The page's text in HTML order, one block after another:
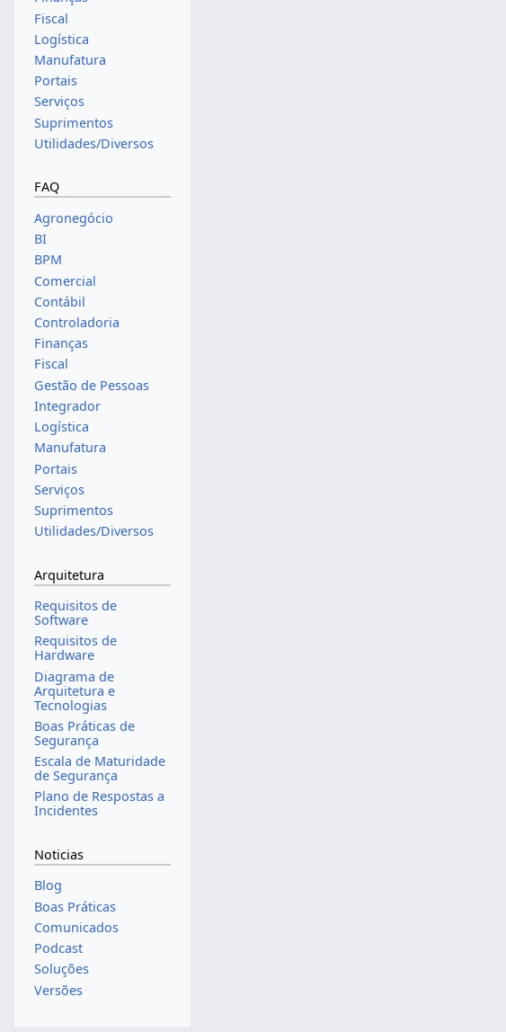
Fiscal
Logística
Manufatura
Portais
Serviços
Suprimentos
Utilidades/Diversos
FAQ
Agronegócio
BI
BPM
Comercial
Contábil
Controladoria
Finanças
Fiscal
Gestão de Pessoas
Integrador
Logística
Manufatura
Portais
Serviços
Suprimentos
Utilidades/Diversos
Arquitetura
Requisitos de
Software
Requisitos de
Hardware
Diagrama de
Arquitetura e
Tecnologias
Boas Práticas de
Segurança
Escala de Maturidade
de Segurança
Plano de Respostas a
Incidentes
Noticias
Blog
Boas Práticas
Comunicados
Podcast
Soluções
Versões